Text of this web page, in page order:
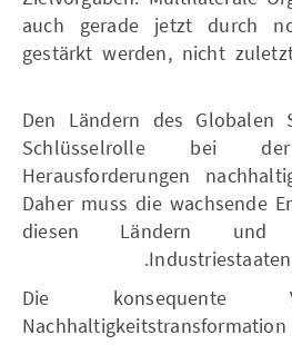
auch gerade jetzt durch
gestärkt werden, nicht
Den Ländern des Globalen
Schlüsselrolle bei
Herausforderungen
Daher muss die wachsende
diesen Ländern und
Die konsequente